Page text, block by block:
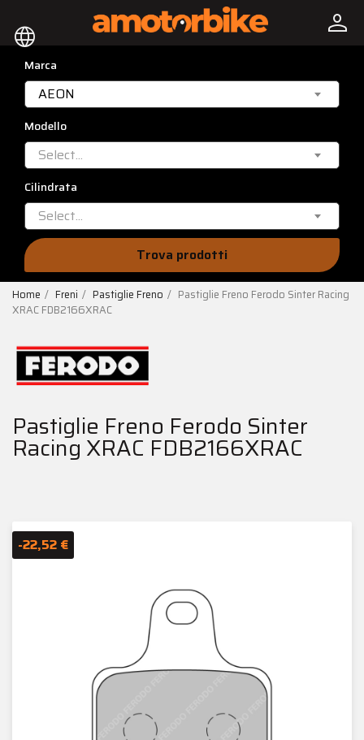
language person
Marca
AEON
Modello
Select...
Cilindrata
Select...
Trova prodotti
Home Freni Pastiglie Freno
Pastiglie Freno Ferodo Sinter Racing
XRAC FDB2166XRAC
Pastiglie Freno Ferodo Sinter
Racing XRAC FDB2166XRAC
-22,52 €